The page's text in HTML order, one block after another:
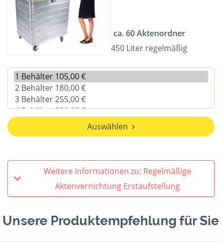
ca. 60 Aktenordner
450 Liter regelmäßig
Auswählen
Weitere Informationen zu: Regelmäßige
Aktenvernichtung Erstaufstellung
Unsere Produktempfehlung für Sie